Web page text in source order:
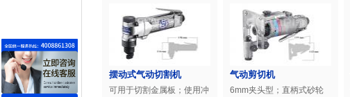
摆动式气动切割机
可用于切割金属板；使用冲
气动剪切机
6mm夹头型；直柄式砂轮